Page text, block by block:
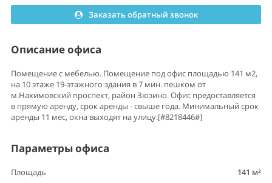
Заказать обратный звонок
Описание офиса
Помещение с мебелью. Помещение под офис площадью 141 м2,
на 10 этаже 19-этажного здания в 7 мин. пешком от
м.Нахимовский проспект, район Зюзино. Офис предоставляется
в прямую аренду, срок аренды - свыше года. Минимальный срок
аренды 11 мес, окна выходят на улицу.[#8218446#]
Параметры офиса
Площадь 141 м²